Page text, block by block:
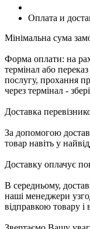
Оплата и
Мінімальна сума
Форма оплати: на
термінал або
послугу, прохання
через термінал -
Доставка
За допомогою
товар навіть у
Доставку оплачує
В середньому,
наші менеджери
відправкою товару і